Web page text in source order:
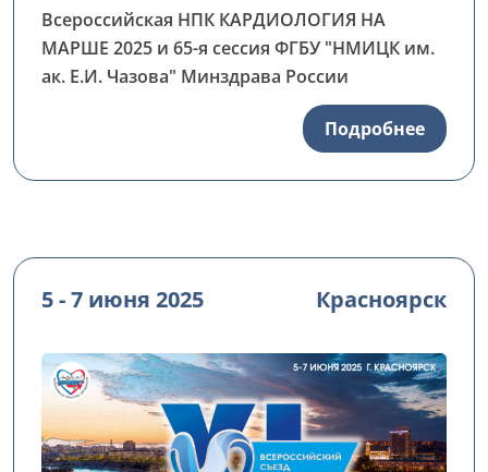
Всероссийская НПК КАРДИОЛОГИЯ НА
МАРШЕ 2025 и 65-я сессия ФГБУ "НМИЦК им.
ак. Е.И. Чазова" Минздрава России
Подробнее
5 - 7 июня 2025 Красноярск